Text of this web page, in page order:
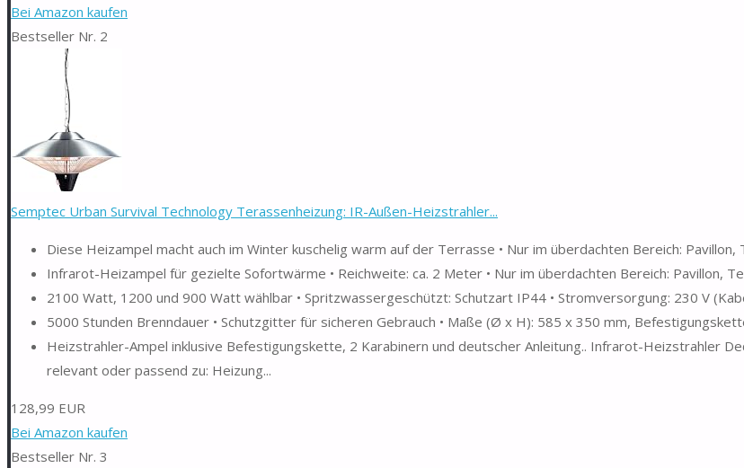
nach:
Bei Amazon kaufen
Bestseller Nr. 2
Semptec Urban Survival Technology Terassenheizung: IR-Außen-Heizstrahler...
Diese Heizampel macht auch im Winter kuschelig warm auf der Terrasse • Nur im überdachten Bereich: Pavillon,
Infrarot-Heizampel für gezielte Sofortwärme • Reichweite: ca. 2 Meter • Nur im überdachten Bereich: Pavillon,
2100 Watt, 1200 und 900 Watt wählbar • Spritzwassergeschützt: Schutzart IP44 • Stromversorgung: 230 V
5000 Stunden Brenndauer • Schutzgitter für sicheren Gebrauch • Maße (Ø x H): 585 x 350 mm,
Heizstrahler-Ampel inklusive Befestigungskette, 2 Karabinern und deutscher Anleitung.. Infrarot-Heizstrahler
relevant oder passend zu: Heizung...
128,99 EUR
Bei Amazon kaufen
Bestseller Nr. 3